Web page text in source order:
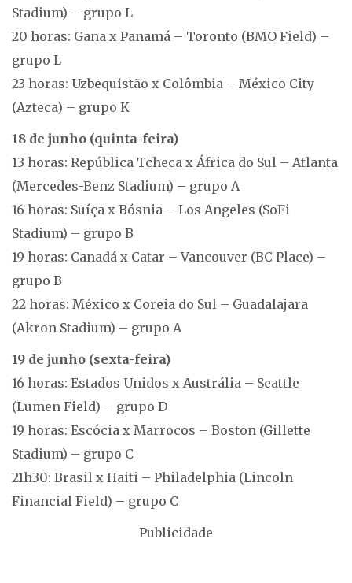
Stadium) – grupo L
20 horas: Gana x Panamá – Toronto (BMO Field) –
grupo L
23 horas: Uzbequistão x Colômbia – México City
(Azteca) – grupo K
18 de junho (quinta-feira)
13 horas: República Tcheca x África do Sul – Atlanta
(Mercedes-Benz Stadium) – grupo A
16 horas: Suíça x Bósnia – Los Angeles (SoFi
Stadium) – grupo B
19 horas: Canadá x Catar – Vancouver (BC Place) –
grupo B
22 horas: México x Coreia do Sul – Guadalajara
(Akron Stadium) – grupo A
19 de junho (sexta-feira)
16 horas: Estados Unidos x Austrália – Seattle
(Lumen Field) – grupo D
19 horas: Escócia x Marrocos – Boston (Gillette
Stadium) – grupo C
21h30: Brasil x Haiti – Philadelphia (Lincoln
Financial Field) – grupo C
Publicidade